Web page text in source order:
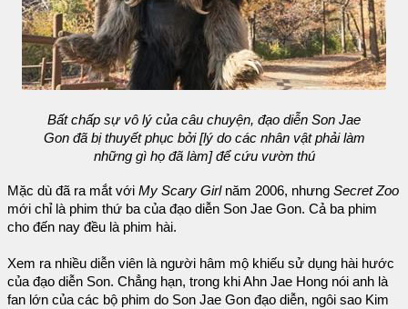
Bất chấp sự vô lý của câu chuyện, đạo diễn Son Jae
Gon đã bị thuyết phục bởi [lý do các nhân vật phải làm
những gì họ đã làm] để cứu vườn thú
Mặc dù đã ra mắt với My Scary Girlnăm 2006, nhưng Secret Zoo
mới chỉ là phim thứ ba của đạo diễn Son Jae Gon. Cả ba phim
cho đến nay đều là phim hài.
Xem ra nhiều diễn viên là người hâm mộ khiếu sử dụng hài hước
của đạo diễn Son. Chẳng hạn, trong khi Ahn Jae Hong nói anh là
fan lớn của các bộ phim do Son Jae Gon đạo diễn, ngôi sao Kim